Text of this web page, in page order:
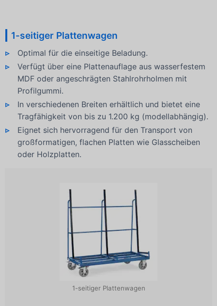
1-seitiger Plattenwagen
Optimal für die einseitige Beladung.
Verfügt über eine Plattenauflage aus wasserfestem
MDF oder angeschrägten Stahlrohrholmen mit
Profilgummi.
In verschiedenen Breiten erhältlich und bietet eine
Tragfähigkeit von bis zu 1.200 kg (modellabhängig).
Eignet sich hervorragend für den Transport von
großformatigen, flachen Platten wie Glasscheiben
oder Holzplatten.
1-seitiger Plattenwagen